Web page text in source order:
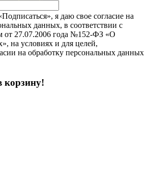
я даю свое согласие на
данных, в соответствии с
от 27.07.2006 года №152-ФЗ «О
на условиях и для целей,
на обработку персональных данных
корзину!